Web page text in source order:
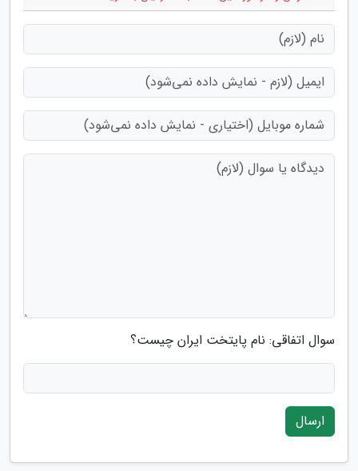
سوال اتفاقی: نام پایتخت ایران چیست؟
ارسال